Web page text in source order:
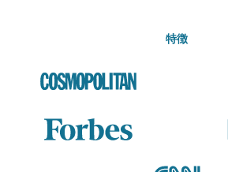
特徴